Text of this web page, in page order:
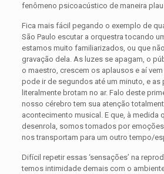
fenômeno psicoacústico de maneira
Fica mais fácil pegando o exemplo de
São Paulo escutar a orquestra tocando
estamos muito familiarizados, ou que
gravação dela. As luzes se apagam, o
o maestro, crescem os aplausos e aí
pode ir de segundos até um minuto, e as
literalmente brotam no ar. Falo deste
nosso cérebro tem sua atenção
acontecimento musical. E que, à medida
desenrola, somos tomados por
nos transportam para um outro tempo/
Difícil repetir essas ‘sensações’ na
temos intimidade demais com o